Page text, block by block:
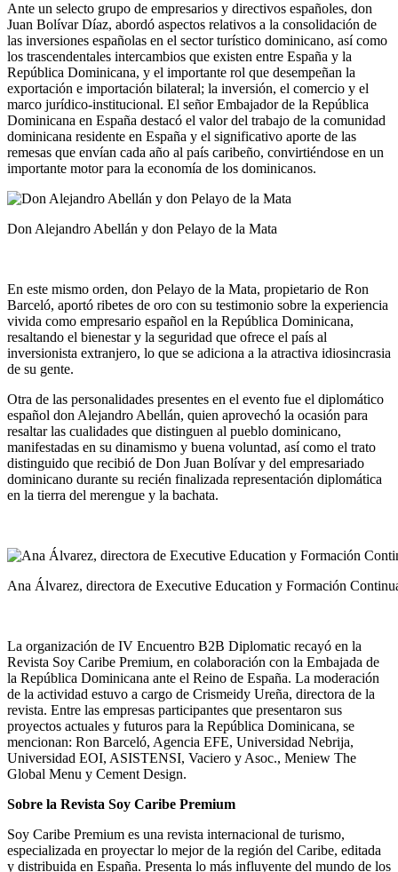
Ante un selecto grupo de empresarios y directivos españoles, don
Juan Bolívar Díaz, abordó aspectos relativos a la consolidación de
las inversiones españolas en el sector turístico dominicano, así como
los trascendentales intercambios que existen entre España y la
República Dominicana, y el importante rol que desempeñan la
exportación e importación bilateral; la inversión, el comercio y el
marco jurídico-institucional. El señor Embajador de la República
Dominicana en España destacó el valor del trabajo de la comunidad
dominicana residente en España y el significativo aporte de las
remesas que envían cada año al país caribeño, convirtiéndose en un
importante motor para la economía de los dominicanos.
Don Alejandro Abellán y don Pelayo de la Mata
En este mismo orden, don Pelayo de la Mata, propietario de Ron
Barceló, aportó ribetes de oro con su testimonio sobre la experiencia
vivida como empresario español en la República Dominicana,
resaltando el bienestar y la seguridad que ofrece el país al
inversionista extranjero, lo que se adiciona a la atractiva idiosincrasia
de su gente.
Otra de las personalidades presentes en el evento fue el diplomático
español don Alejandro Abellán, quien aprovechó la ocasión para
resaltar las cualidades que distinguen al pueblo dominicano,
manifestadas en su dinamismo y buena voluntad, así como el trato
distinguido que recibió de Don Juan Bolívar y del empresariado
dominicano durante su recién finalizada representación diplomática
en la tierra del merengue y la bachata.
Ana Álvarez, directora de Executive Education y Formación
La organización de IV Encuentro B2B Diplomatic recayó en la
Revista Soy Caribe Premium, en colaboración con la Embajada de
la República Dominicana ante el Reino de España. La moderación
de la actividad estuvo a cargo de Crismeidy Ureña, directora de la
revista. Entre las empresas participantes que presentaron sus
proyectos actuales y futuros para la República Dominicana, se
mencionan: Ron Barceló, Agencia EFE, Universidad Nebrija,
Universidad EOI, ASISTENSI, Vaciero y Asoc., Meniew The
Global Menu y Cement Design.
Sobre la Revista Soy Caribe Premium
Soy Caribe Premium es una revista internacional de turismo,
especializada en proyectar lo mejor de la región del Caribe, editada
y distribuida en España. Presenta lo más influyente del mundo de los